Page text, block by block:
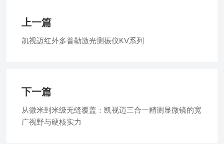
上一篇
凯视迈红外多普勒激光测振仪KV系列
下一篇
从微米到米级无缝覆盖：凯视迈三合一精测显微镜的宽
广视野与硬核实力